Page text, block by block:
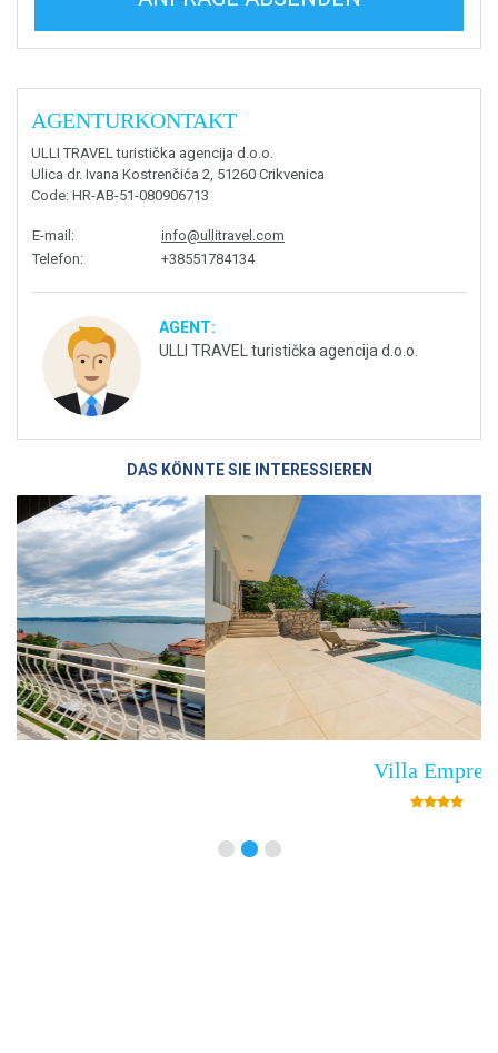
AGENTURKONTAKT
ULLI TRAVEL turistička agencija d.o.o.
Ulica dr. Ivana Kostrenčića 2, 51260 Crikvenica
Code: HR-AB-51-080906713
E-mail :
info@ullitravel.com
Telefon: +38551784134
AGENT:
ULLI TRAVEL turistička agencija d.o.o.
DAS KÖNNTE SIE INTERESSIEREN